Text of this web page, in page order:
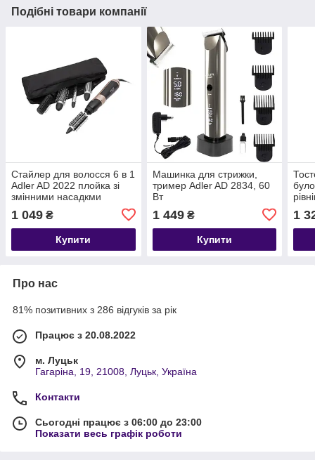
Подібні товари компанії
Стайлер для волосся 6 в 1
Adler AD 2022 плойка зі
змінними насадкми
1 049 ₴
Купити
Машинка для стрижки,
тример Adler AD 2834, 60
Вт
1 449₴
Купити
1
Про нас
81% позитивних з 286 відгуків за рік
Працює з 20.08.2022
м. Луцьк
Гагаріна, 19, 21008, Луцьк, Україна
Контакти
Сьогодні працює з 06:00 до 23:00
Показати весь графік роботи